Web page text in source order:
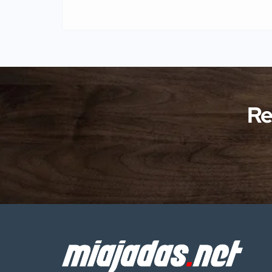
(SEPRONA) de la Comandancia de
Cáceres han llevado a cabo
investigaciones en diversas localidades
de la provincia de Cáceres relacionadas
con presuntos delitos […]